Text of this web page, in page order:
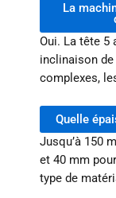
La
Oui. La tête 5
inclinaison
complexes,
Quelle
Jusqu’à 150
et 40 mm
type de